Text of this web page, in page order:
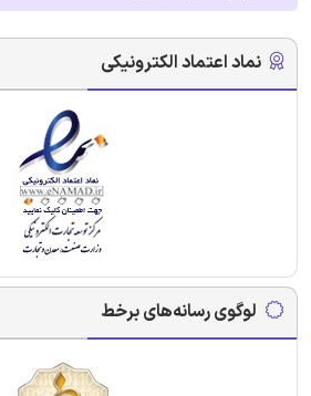
نماد اعتماد الکترونیکی
لوگوی رسانه‌های برخط